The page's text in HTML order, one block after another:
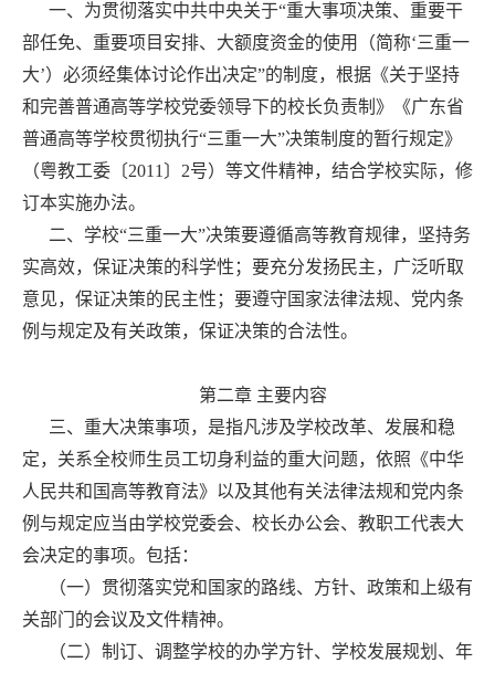
一、为贯彻落实中共中央关于“重大事项决策、重要干
部任免、重要项目安排、大额度资金的使用（简称‘三重一
大’）必须经集体讨论作出决定”的制度，根据《关于坚持
和完善普通高等学校党委领导下的校长负责制》《广东省
普通高等学校贯彻执行“三重一大”决策制度的暂行规定》
（粤教工委〔2011〕2号）等文件精神，结合学校实际，修
订本实施办法。
二、学校“三重一大”决策要遵循高等教育规律，坚持务
实高效，保证决策的科学性；要充分发扬民主，广泛听取
意见，保证决策的民主性；要遵守国家法律法规、党内条
例与规定及有关政策，保证决策的合法性。
第二章 主要内容
三、重大决策事项，是指凡涉及学校改革、发展和稳
定，关系全校师生员工切身利益的重大问题，依照《中华
人民共和国高等教育法》以及其他有关法律法规和党内条
例与规定应当由学校党委会、校长办公会、教职工代表大
会决定的事项。包括：
（一）贯彻落实党和国家的路线、方针、政策和上级有
关部门的会议及文件精神。
（二）制订、调整学校的办学方针、学校发展规划、年